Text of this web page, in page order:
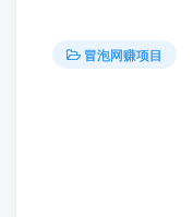
冒泡网赚项目